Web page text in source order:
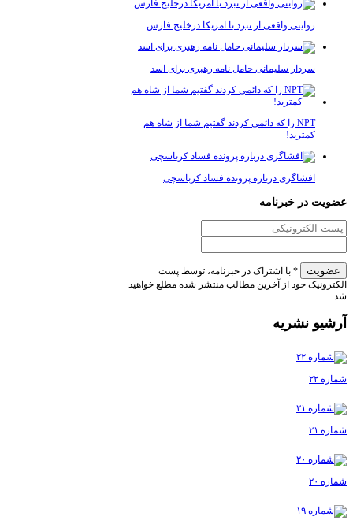
روایتی واقعی از نبرد با امریکا درخلیج فارس
سردار سلیمانی حامل نامه رهبری برای اسد
NPT را که دائمی کردند گفتیم شما از شاه هم
کمترید!
افشاگری درباره پرونده فساد کرباسچی
عضویت در خبرنامه
* با اشتراک در خبرنامه، توسط پست
الکترونیک خود از آخرین مطالب منتشر شده مطلع خواهید
شد.
آرشیو نشریه
شماره ۲۲
شماره ۲۱
شماره ۲۰